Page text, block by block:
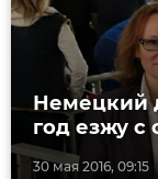
30 мая 2016, 09:15
Немецкий
год езжу с